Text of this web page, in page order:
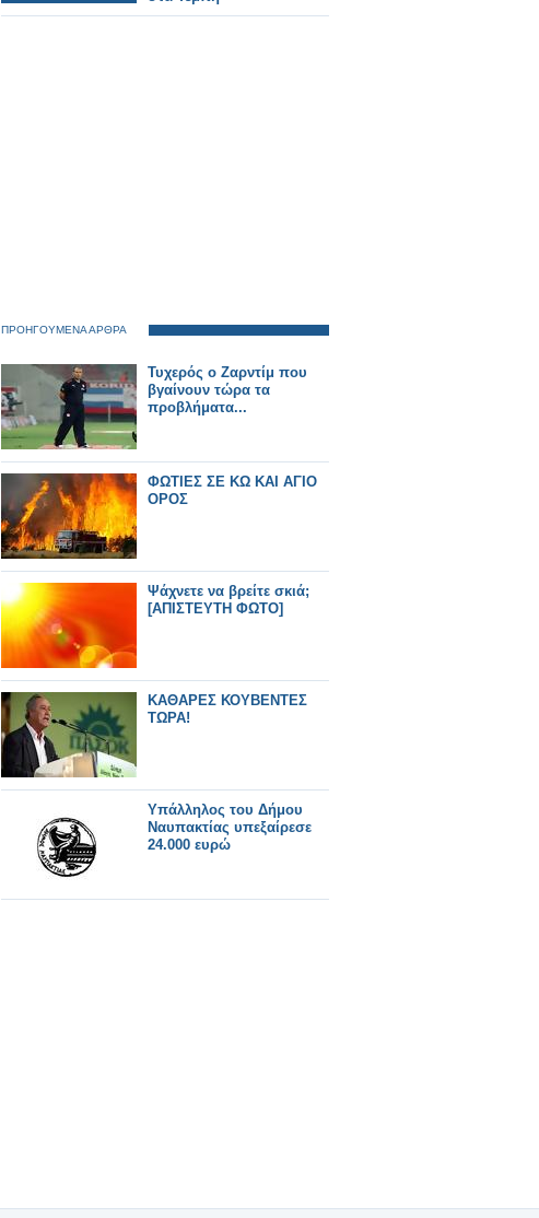
ΠΡΟΗΓΟΥΜΕΝΑ ΑΡΘΡΑ
Τυχερός ο Ζαρντίμ που
βγαίνουν τώρα τα
προβλήματα...
ΦΩΤΙΕΣ ΣΕ ΚΩ ΚΑΙ ΑΓΙΟ
ΟΡΟΣ
Ψάχνετε να βρείτε σκιά;
[ΑΠΙΣΤΕΥΤΗ ΦΩΤΟ]
ΚΑΘΑΡΕΣ ΚΟΥΒΕΝΤΕΣ
ΤΩΡΑ!
Υπάλληλος του Δήμου
Ναυπακτίας υπεξαίρεσε
24.000 ευρώ